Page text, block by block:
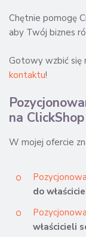
Chętnie pomogę
aby Twój biznes
Gotowy wzbić się
kontaktu!
na
W mojej ofercie
do
właścicieli